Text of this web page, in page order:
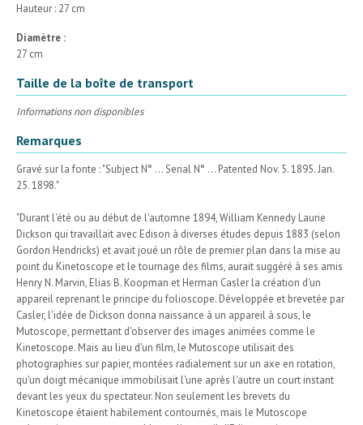
Hauteur : 27 cm
Diamètre :
27 cm
Taille de la boîte de transport
Informations non disponibles
Remarques
Gravé sur la fonte : "Subject N° ... Serial N° ... Patented Nov. 5. 1895. Jan.
25. 1898."
"Durant l'été ou au début de l'automne 1894, William Kennedy Laurie
Dickson qui travaillait avec Edison à diverses études depuis 1883 (selon
Gordon Hendricks) et avait joué un rôle de premier plan dans la mise au
point du Kinetoscope et le tournage des films, aurait suggéré à ses amis
Henry N. Marvin, Elias B. Koopman et Herman Casler la création d'un
appareil reprenant le principe du folioscope. Développée et brevetée par
Casler, l'idée de Dickson donna naissance à un appareil à sous, le
Mutoscope, permettant d'observer des images animées comme le
Kinetoscope. Mais au lieu d'un film, le Mutoscope utilisait des
photographies sur papier, montées radialement sur un axe en rotation,
qu'un doigt mécanique immobilisait l'une après l'autre un court instant
devant les yeux du spectateur. Non seulement les brevets du
Kinetoscope étaient habilement contournés, mais le Mutoscope